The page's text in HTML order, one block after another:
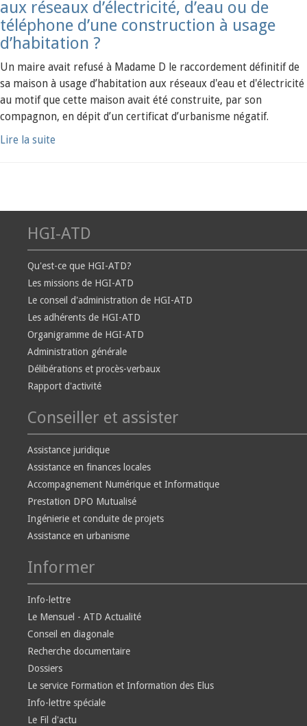
aux réseaux d’électricité, d’eau ou de
téléphone d’une construction à usage
d’habitation ?
Un maire avait refusé à Madame D le raccordement définitif de
sa maison à usage d’habitation aux réseaux d'eau et d'électricité
au motif que cette maison avait été construite, par son
compagnon, en dépit d’un certificat d’urbanisme négatif.
Lire la suite
HGI-ATD
Qu'est-ce que HGI-ATD?
Les missions de HGI-ATD
Le conseil d'administration de HGI-ATD
Les adhérents de HGI-ATD
Organigramme de HGI-ATD
Administration générale
Délibérations et procès-verbaux
Rapport d'activité
Conseiller et assister
Assistance juridique
Assistance en finances locales
Accompagnement Numérique et Informatique
Prestation DPO Mutualisé
Ingénierie et conduite de projets
Assistance en urbanisme
Informer
Info-lettre
Le Mensuel - ATD Actualité
Conseil en diagonale
Recherche documentaire
Dossiers
Le service Formation et Information des Elus
Info-lettre spéciale
Le Fil d'actu